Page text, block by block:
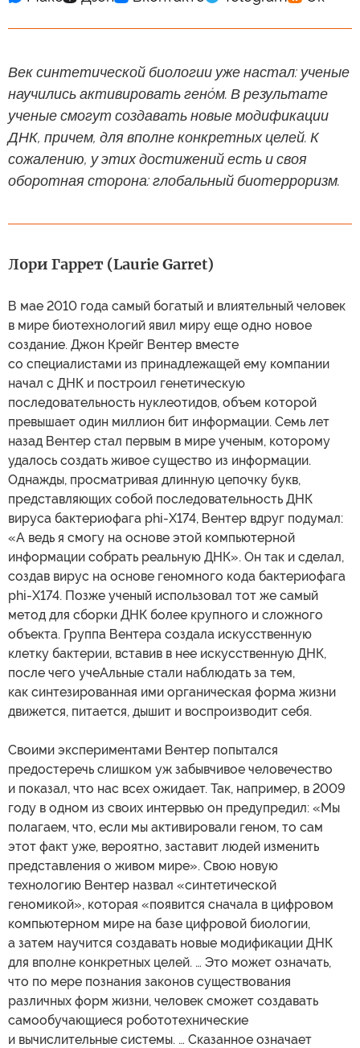
Век синтетической биологии уже настал: ученые
научились активировать генóм. В результате
ученые смогут создавать новые модификации
ДНК, причем, для вполне конкретных целей. К
сожалению, у этих достижений есть и своя
оборотная сторона: глобальный биотерроризм.
Лори Гаррет (Laurie Garret)
В мае 2010 года самый богатый и влиятельный человек
в мире биотехнологий явил миру еще одно новое
создание. Джон Крейг Вентер вместе
со специалистами из принадлежащей ему компании
начал с ДНК и построил генетическую
последовательность нуклеотидов, объем которой
превышает один миллион бит информации. Семь лет
назад Вентер стал первым в мире ученым, которому
удалось создать живое существо из информации.
Однажды, просматривая длинную цепочку букв,
представляющих собой последовательность ДНК
вируса бактериофага phi-X174, Вентер вдруг подумал:
«А ведь я смогу на основе этой компьютерной
информации собрать реальную ДНК». Он так и сделал,
создав вирус на основе геномного кода бактериофага
phi-X174. Позже ученый использовал тот же самый
метод для сборки ДНК более крупного и сложного
объекта. Группа Вентера создала искусственную
клетку бактерии, вставив в нее искусственную ДНК,
после чего учеАльные стали наблюдать за тем,
как синтезированная ими органическая форма жизни
движется, питается, дышит и воспроизводит себя.
Своими экспериментами Вентер попытался
предостеречь слишком уж забывчивое человечество
и показал, что нас всех ожидает. Так, например, в 2009
году в одном из своих интервью он предупредил: «Мы
полагаем, что, если мы активировали геном, то сам
этот факт уже, вероятно, заставит людей изменить
представления о живом мире». Свою новую
технологию Вентер назвал «синтетической
геномикой», которая «появится сначала в цифровом
компьютерном мире на базе цифровой биологии,
а затем научится создавать новые модификации ДНК
для вполне конкретных целей. … Это может означать,
что по мере познания законов существования
различных форм жизни, человек сможет создавать
самообучающиеся робототехнические
и вычислительные системы. … Cказанное означает